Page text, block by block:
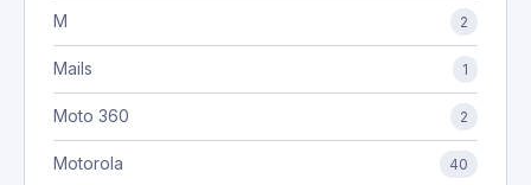
M 2
Mails 1
Moto 360 2
Motorola 40